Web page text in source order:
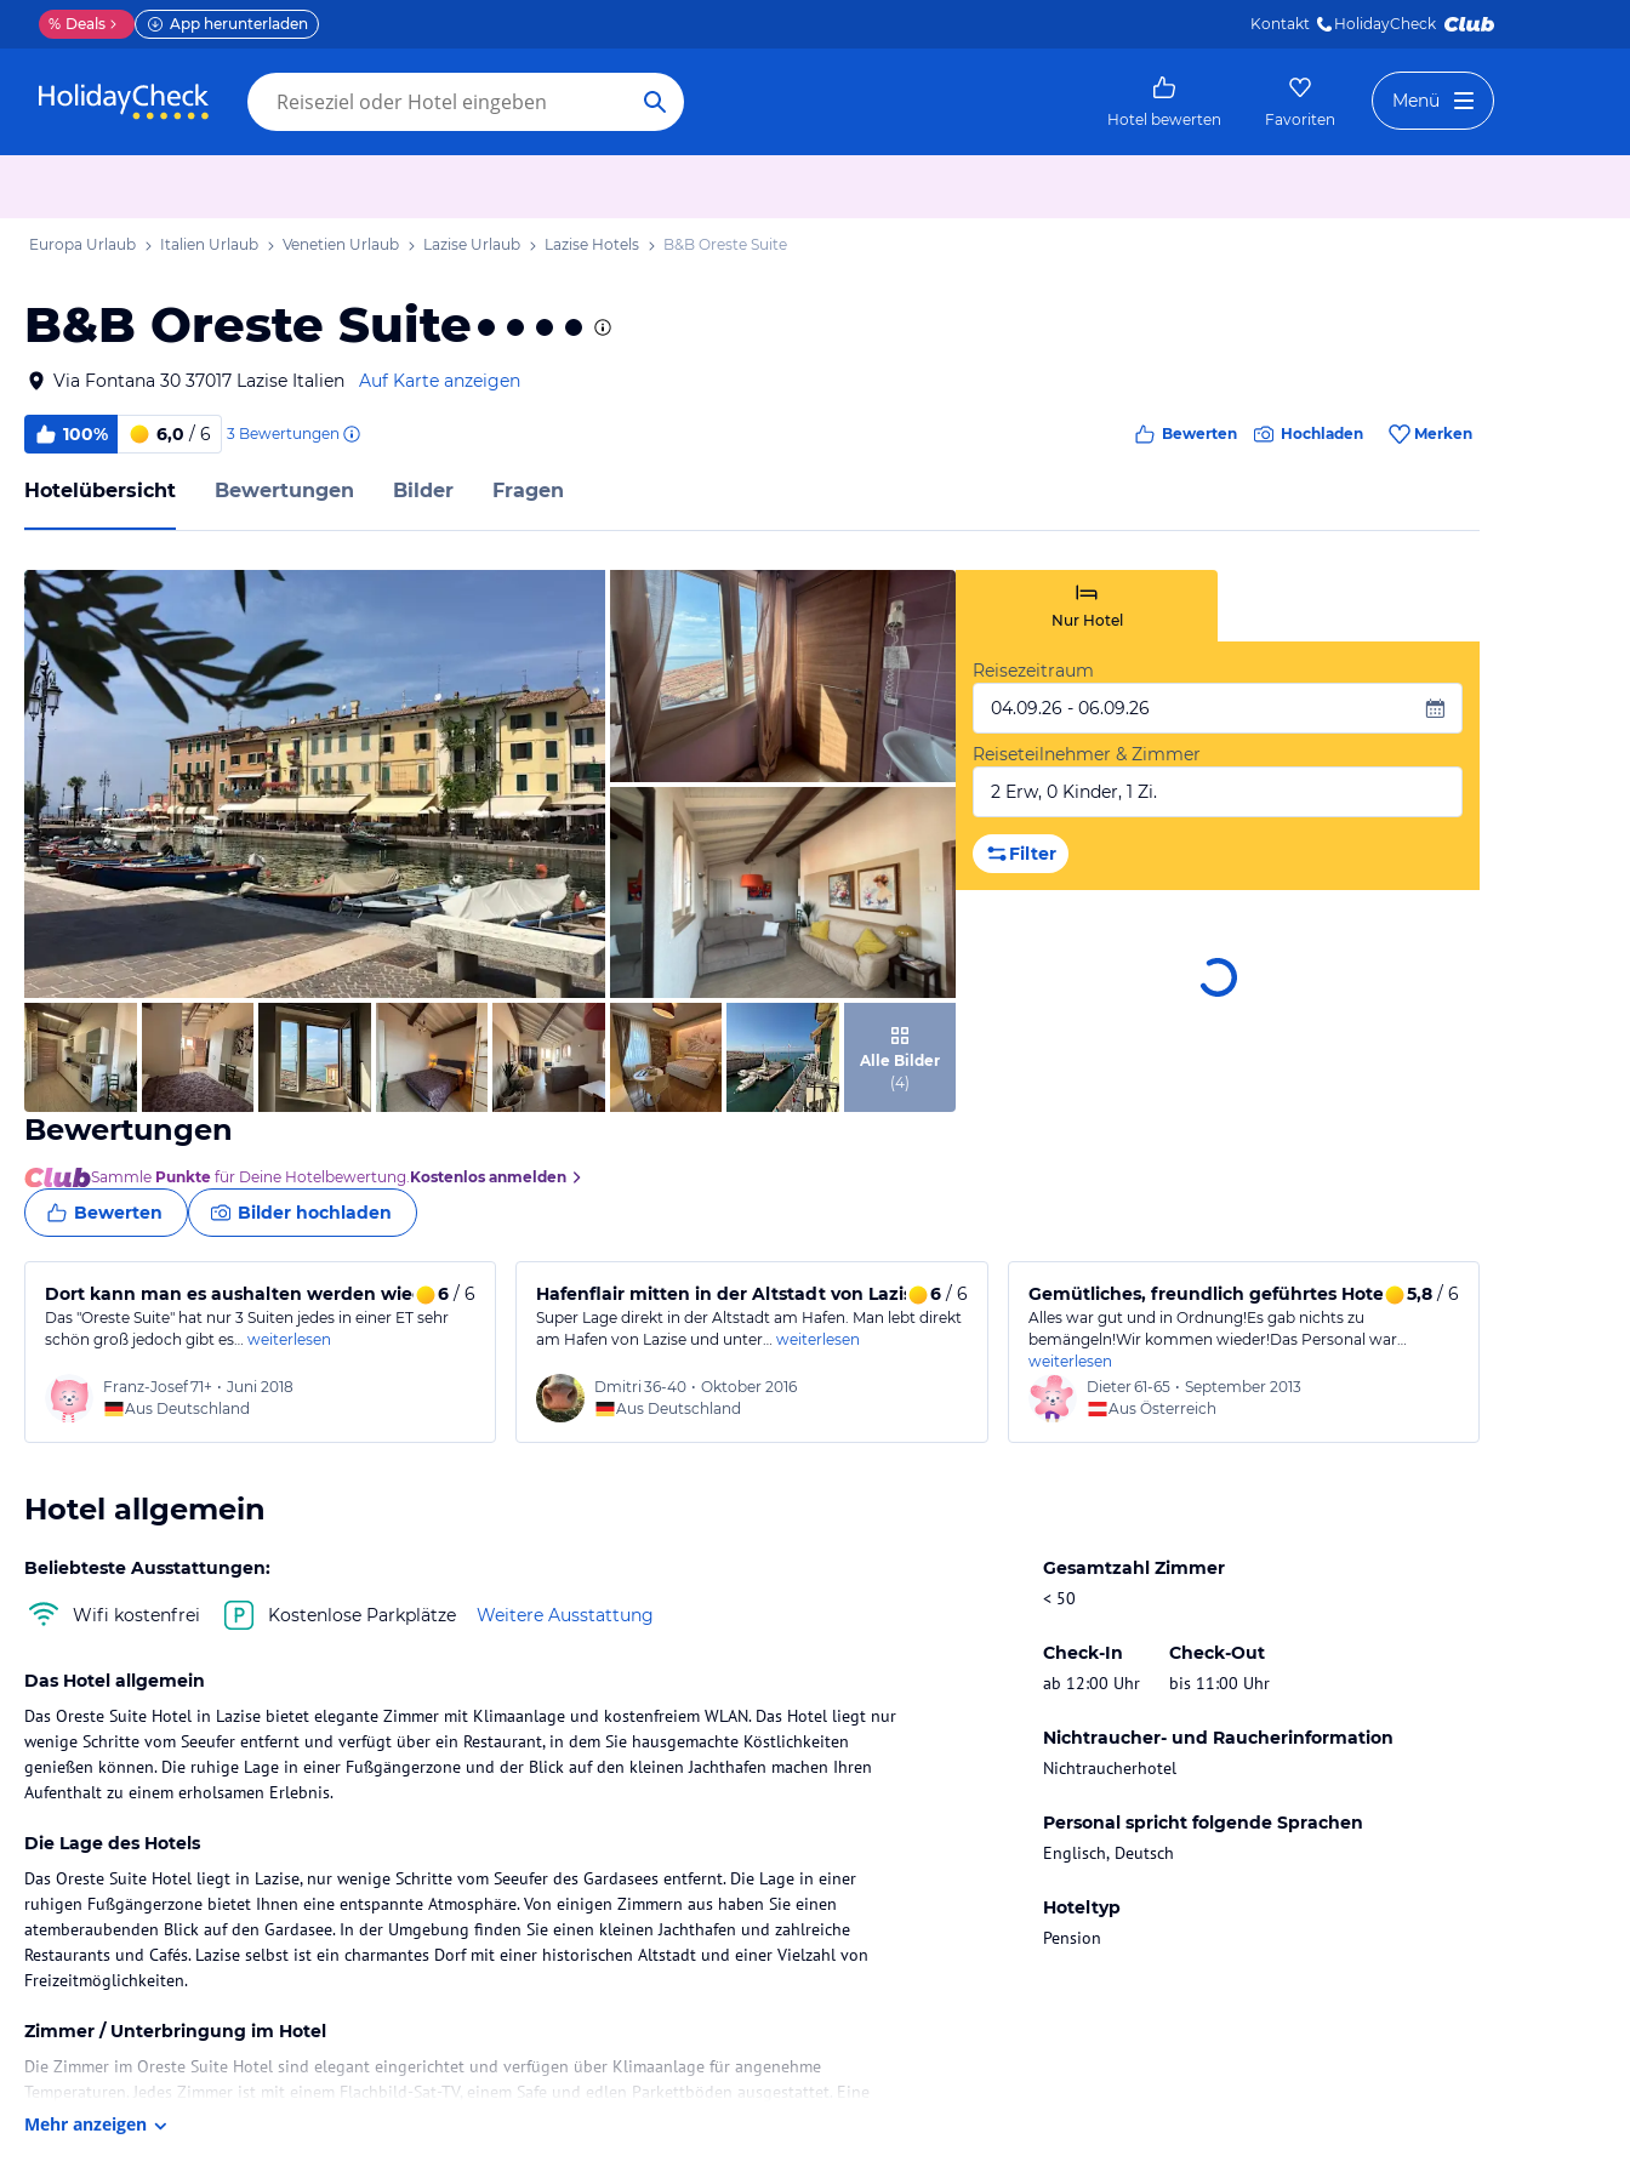
% Deals App herunterladen Kontakt HolidayCheck
Hotel bewerten Favoriten
Menü
Europa Urlaub Italien Urlaub Venetien Urlaub Lazise Urlaub Lazise Hotels B&B Oreste Suite
B&B Oreste Suite
Via Fontana 30 37017 Lazise Italien Auf Karte anzeigen
100% 6,0 / 6 3 Bewertungen Bewerten Hochladen Merken
Hotelübersicht Bewertungen Bilder Fragen
von Booking.com
von Booking.com
von Booking.com
Alle Bilder
(4)
Nur Hotel
Reisezeitraum
04.09.26 - 06.09.26
Reiseteilnehmer & Zimmer
2 Erw, 0 Kinder, 1 Zi.
Filter
Bewertungen
Sammle Punkte für Deine Hotelbewertung.Kostenlos anmelden
Bewerten Bilder hochladen
Dort kann man es aushalten werden wieder kommen
6 / 6
Das "Oreste Suite" hat nur 3 Suiten jedes in einer ET sehr
schön groß jedoch gibt es… weiterlesen
Franz-Josef71+ • Juni 2018
Aus Deutschland
Hafenflair mitten in der Altstadt von Lazise 6/ 6
Super Lage direkt in der Altstadt am Hafen. Man lebt direkt
am Hafen von Lazise und unter… weiterlesen
Dmitri 36-40 • Oktober 2016
Aus Deutschland
Gemütliches, freundlich geführtes Hotel 5,8/ 6
Alles war gut und in Ordnung!Es gab nichts zu
bemängeln!Wir kommen wieder!Das Personal war…
weiterlesen
Dieter61-65 • September 2013
Aus Österreich
Hotel allgemein
Beliebteste Ausstattungen:
Wifi kostenfrei Kostenlose Parkplätze Weitere Ausstattung
Gesamtzahl Zimmer
< 50
Check-In
ab 12:00 Uhr
Check-Out
bis 11:00 Uhr
Nichtraucher- und Raucherinformation
Nichtraucherhotel
Personal spricht folgende Sprachen
Englisch, Deutsch
Hoteltyp
Pension
Das Hotel allgemein
Das Oreste Suite Hotel in Lazise bietet elegante Zimmer mit Klimaanlage und kostenfreiem WLAN. Das Hotel liegt nur
wenige Schritte vom Seeufer entfernt und verfügt über ein Restaurant, in dem Sie hausgemachte Köstlichkeiten
genießen können. Die ruhige Lage in einer Fußgängerzone und der Blick auf den kleinen Jachthafen machen Ihren
Aufenthalt zu einem erholsamen Erlebnis.
Die Lage des Hotels
Das Oreste Suite Hotel liegt in Lazise, nur wenige Schritte vom Seeufer des Gardasees entfernt. Die Lage in einer
ruhigen Fußgängerzone bietet Ihnen eine entspannte Atmosphäre. Von einigen Zimmern aus haben Sie einen
atemberaubenden Blick auf den Gardasee. In der Umgebung finden Sie einen kleinen Jachthafen und zahlreiche
Restaurants und Cafés. Lazise selbst ist ein charmantes Dorf mit einer historischen Altstadt und einer Vielzahl von
Freizeitmöglichkeiten.
Zimmer / Unterbringung im Hotel
Die Zimmer im Oreste Suite Hotel sind elegant eingerichtet und verfügen über Klimaanlage für angenehme
Temperaturen. Jedes Zimmer ist mit einem Flachbild-Sat-TV, einem Safe und edlen Parkettböden ausgestattet. Eine
Ecke mit einem Wasserkocher und einer Auswahl an Tees steht Ihnen ebenfalls zur Verfügung. Einige Zimmer bieten
Mehr anzeigen